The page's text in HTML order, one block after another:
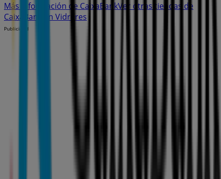
Más información de CaixaBankVer otras tiendas de
CaixaBank en Vidreres
Publicidad